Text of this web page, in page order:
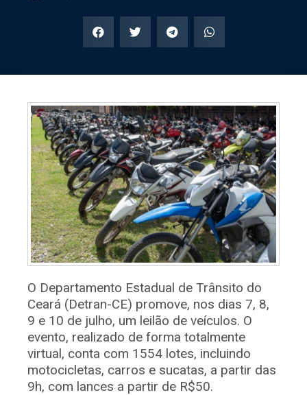
O Departamento Estadual de Trânsito do
Ceará (Detran-CE) promove, nos dias 7, 8,
9 e 10 de julho, um leilão de veículos. O
evento, realizado de forma totalmente
virtual, conta com 1554 lotes, incluindo
motocicletas, carros e sucatas, a partir das
9h, com lances a partir de R$50.